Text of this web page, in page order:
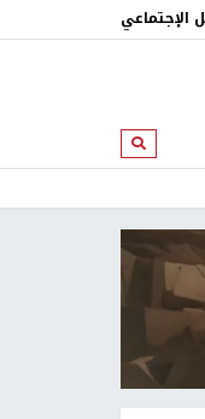
الإجتماعي
ابحث